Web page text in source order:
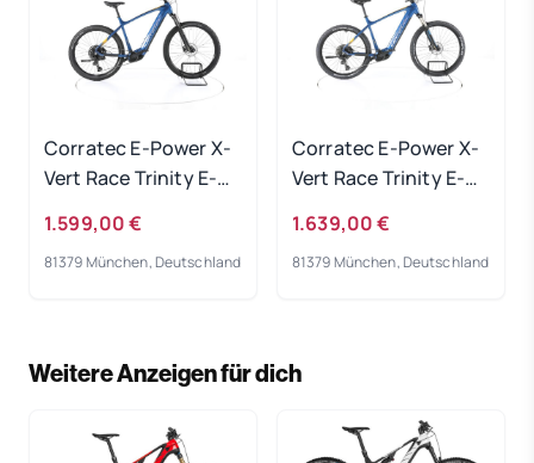
Corratec E-Power X-
Vert Race Trinity E-
1.599,00 €
81379 München, Deutschland
Corratec E-Power X-
Vert Race Trinity E-
1.639,00 €
81379 München, Deutschland
Weitere Anzeigen für dich